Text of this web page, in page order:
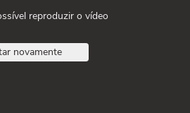
reproduzir o vídeo
novamente